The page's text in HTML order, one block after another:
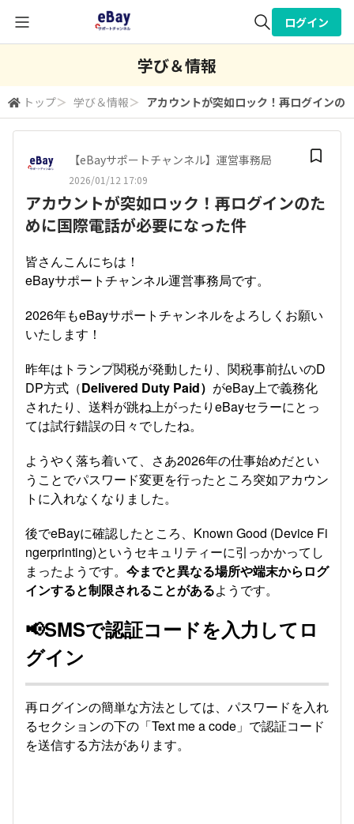
検索
ログイン
学び＆情報
トップ＞ 学び＆情報＞ アカウントが突如ロック！再ログインの
【eBayサポートチャンネル】運営事務局
2026/01/12 17:09
アカウントが突如ロック！再ログインのた
めに国際電話が必要になった件
皆さんこんにちは！
eBayサポートチャンネル運営事務局です。
2026年もeBayサポートチャンネルをよろしくお願い
いたします！
昨年はトランプ関税が発動したり、関税事前払いのD
DP方式（Delivered Duty Paid） がeBay上で義務化
されたり、送料が跳ね上がったりeBayセラーにとっ
ては試行錯誤の日々でしたね。
ようやく落ち着いて、さあ2026年の仕事始めだとい
うことでパスワード変更を行ったところ突如アカウン
トに入れなくなりました。
後でeBayに確認したところ、Known Good (Device Fi
ngerprinting)というセキュリティーに引っかかってし
まったようです。 今までと異なる場所や端末からログ
インすると制限されることがあるようです。
📢SMSで認証コードを入力してロ
グイン
再ログインの簡単な方法としては、パスワードを入れ
るセクションの下の「Text me a code」で認証コード
を送信する方法があります。